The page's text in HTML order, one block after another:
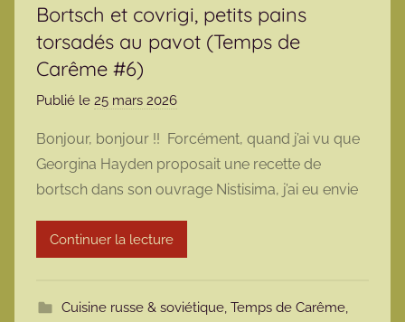
Bortsch et covrigi, petits pains
torsadés au pavot (Temps de
Carême #6)
Publié le 25 mars 2026
r
m
a
r
t
Bonjour, bonjour !! Forcément, quand j’ai vu que
Georgina Hayden proposait une recette de
bortsch dans son ouvrage Nistisima, j’ai eu envie
Continuer la lecture
Cuisine russe & soviétique, Temps de Carême,